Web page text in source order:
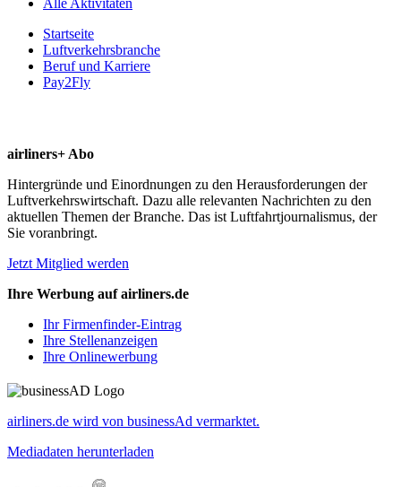
Startseite
Luftverkehrsbranche
Beruf und Karriere
Pay2Fly
airliners+ Abo
Hintergründe und Einordnungen zu den Herausforderungen der
Luftverkehrswirtschaft. Dazu alle relevanten Nachrichten zu den
aktuellen Themen der Branche. Das ist Luftfahrtjournalismus, der
Sie voranbringt.
Jetzt Mitglied werden
Ihre Werbung auf airliners.de
Ihr Firmenfinder-Eintrag
Ihre Stellenanzeigen
Ihre Onlinewerbung
airliners.de wird von businessAd vermarktet.
Mediadaten herunterladen